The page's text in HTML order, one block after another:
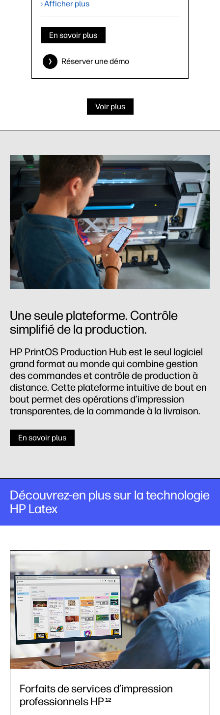
› Afficher plus
En savoir plus
Réserver une démo
Voir plus
Une seule plateforme. Contrôle
simplifié de la production.
HP PrintOS Production Hub est le seul logiciel
grand format au monde qui combine gestion
des commandes et contrôle de production à
distance. Cette plateforme intuitive de bout en
bout permet des opérations d’impression
transparentes, de la commande à la livraison.
En savoir plus
Découvrez-en plus sur la technologie
HP Latex
Forfaits de services d’impression
professionnels HP 12